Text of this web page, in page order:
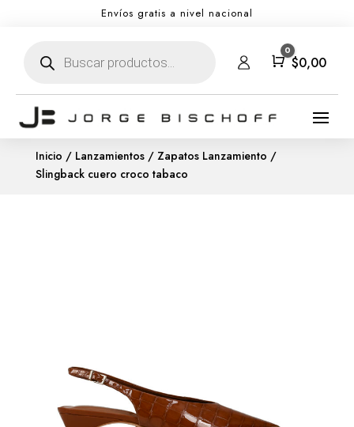
Envíos gratis a nivel nacional
productos Carro
0
$0,00
Inicio / Lanzamientos/ Zapatos Lanzamiento /
Slingback cuero croco tabaco